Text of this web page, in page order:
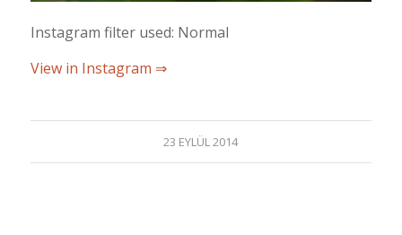
Instagram filter used: Normal
View in Instagram ⇒
23 EYLÜL 2014